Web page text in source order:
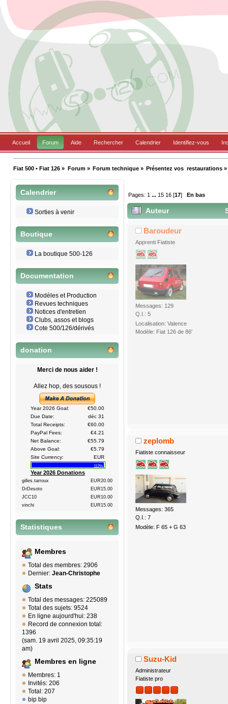
Accueil Forum Aide Rechercher Calendrier Identifiez-vous
Fiat 500 • Fiat 126 » Forum» Forum technique» Présentez vos  restaurations »
Calendrier
Sorties à venir
Boutique
La boutique 500-126
Documentation
Modèles et Production
Revues techniques
Notices d'entretien
Clubs, assos et blogs
Cote 500/126/dérivés
donation
Merci de nous aider !
Allez hop, des sousous !
Year 2026 Goal:
€50.00
Due Date:
déc 31
Total Receipts:
€60.00
PayPal Fees:
€4.21
Net Balance:
€55.79
Above Goal:
€5.79
Site Currency:
EUR
112%
Year 2026 Donations
gilles.tarroux
EUR20.00
DrDesoto
EUR15.00
JCC10
EUR10.00
vinchi
EUR15.00
Statistiques
Membres
Total des membres: 2906
Dernier: Jean-Christophe
Stats
Total des messages: 225089
Total des sujets: 9524
En ligne aujourd'hui: 238
Record de connexion total:
1396
(sam. 19 avril 2025, 09:35:19
am)
Membres en ligne
Membres: 1
Invités: 206
Total: 207
bip bip
Pages: 1 ... 15 16 [17] En bas
Auteur
Baroudeur
Apprenti Fiatiste
Messages: 129
Q.I.: 5
Localisation: Valence
Modèle: Fiat 126 de 86'
zeplomb
Fiatiste connaisseur
Messages: 365
Q.I.: 7
Modèle: F 65 + G 63
Suzu-Kid
Administrateur
Fiatiste pro